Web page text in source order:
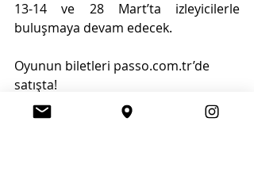
13-14 ve 28 Mart’ta izleyicilerle
buluşmaya devam edecek.
Oyunun biletleri passo.com.tr’de
satışta!
zorlupsmŞehirde Kimse Yokken
Kültür - Sanat